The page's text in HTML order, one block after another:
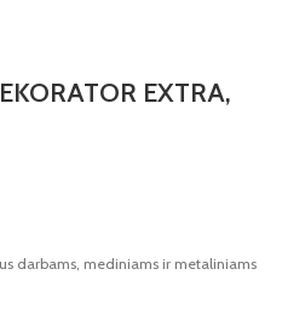
EXTRA,
darbams, mediniams ir metaliniams